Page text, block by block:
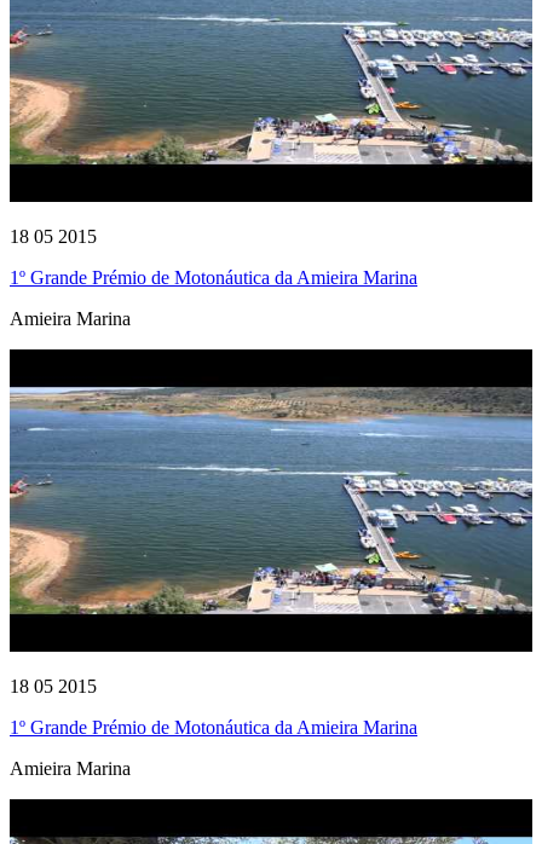
18 05 2015
1º Grande Prémio de Motonáutica da Amieira Marina
Amieira Marina
18 05 2015
1º Grande Prémio de Motonáutica da Amieira Marina
Amieira Marina